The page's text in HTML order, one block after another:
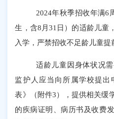
2024年秋季招收年满6
生，含8 月31 日）的适龄儿童
入学，严禁招收不足龄儿童提
适龄儿童因身体状况
监护人应当向所属学校提
表》（附件3），提供相关缓
的疾病证明、病历书及收费